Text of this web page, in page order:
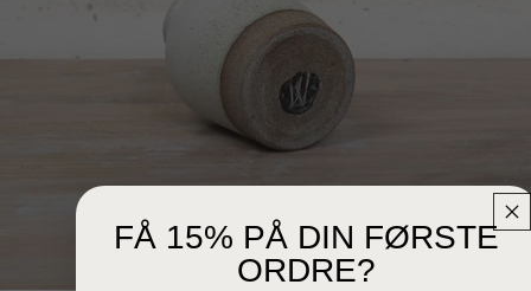
FÅ 15% PÅ DIN FØRSTE
ORDRE?